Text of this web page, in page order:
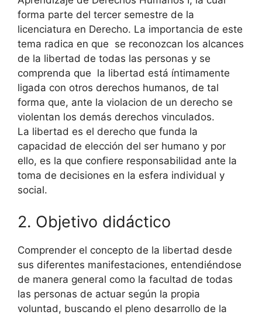
forma parte del tercer semestre de la
licenciatura en Derecho. La importancia de este
tema radica en que se reconozcan los alcances
de la libertad de todas las personas y se
comprenda que la libertad está íntimamente
ligada con otros derechos humanos, de tal
forma que, ante la violacion de un derecho se
violentan los demás derechos vinculados.
La libertad es el derecho que funda la
capacidad de elección del ser humano y por
ello, es la que confiere responsabilidad ante la
toma de decisiones en la esfera individual y
social.
2. Objetivo didáctico
Comprender el concepto de la libertad desde
sus diferentes manifestaciones, entendiéndose
de manera general como la facultad de todas
las personas de actuar según la propia
voluntad, buscando el pleno desarrollo de la